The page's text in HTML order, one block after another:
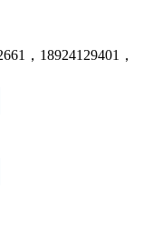
，18924129401，